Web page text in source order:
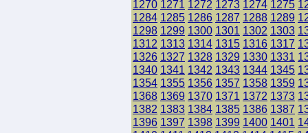
1270 1271 1272 1273 1274 1275
1284 1285 1286 1287 1288 1289
1298 1299 1300 1301 1302 1303
1312 1313 1314 1315 1316 1317
1326 1327 1328 1329 1330 1331
1340 1341 1342 1343 1344 1345
1354 1355 1356 1357 1358 1359
1368 1369 1370 1371 1372 1373
1382 1383 1384 1385 1386 1387
1396 1397 1398 1399 1400 1401